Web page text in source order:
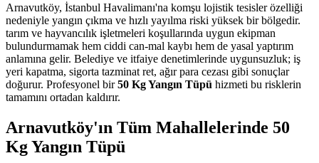
Arnavutköy, İstanbul Havalimanı'na komşu lojistik tesisler özelliği
nedeniyle yangın çıkma ve hızlı yayılma riski yüksek bir bölgedir.
tarım ve hayvancılık işletmeleri koşullarında uygun ekipman
bulundurmamak hem ciddi can-mal kaybı hem de yasal yaptırım
anlamına gelir. Belediye ve itfaiye denetimlerinde uygunsuzluk; iş
yeri kapatma, sigorta tazminat ret, ağır para cezası gibi sonuçlar
doğurur. Profesyonel bir50 Kg Yangın Tüpü hizmeti bu risklerin
tamamını ortadan kaldırır.
Arnavutköy'ın Tüm Mahallelerinde 50
Kg Yangın Tüpü